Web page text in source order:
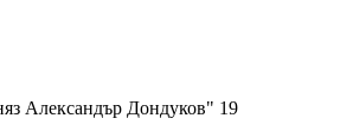
Александър Дондуков" 19